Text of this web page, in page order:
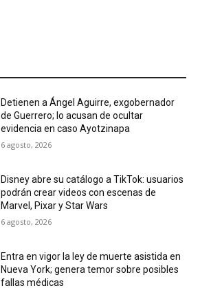
Detienen a Ángel Aguirre, exgobernador
de Guerrero; lo acusan de ocultar
evidencia en caso Ayotzinapa
6 agosto, 2026
Disney abre su catálogo a TikTok: usuarios
podrán crear videos con escenas de
Marvel, Pixar y Star Wars
6 agosto, 2026
Entra en vigor la ley de muerte asistida en
Nueva York; genera temor sobre posibles
fallas médicas